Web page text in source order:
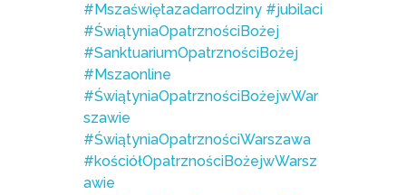
#Mszaświętazadarrodziny #jubilaci
#ŚwiątyniaOpatrznościBożej
#SanktuariumOpatrznościBożej
#Mszaonline
#ŚwiątyniaOpatrznościBożejwWar
szawie
#ŚwiątyniaOpatrznościWarszawa
#kościółOpatrznościBożejwWarsz
awie